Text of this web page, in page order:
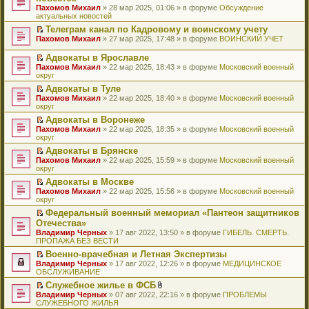
ю
щ
е
н
и
ю
о
о
б
щ
е
н
и
ю
о
м
у
с
о
б
щ
е
н
и
ю
а
н
н
м
у
с
о
о
б
щ
е
н
и
ю
о
ч
и
а
н
н
о
м
у
с
о
о
б
щ
е
н
и
ю
н
е
п
о
и
т
а
н
н
о
м
у
с
о
о
б
щ
е
н
и
ю
в
о
м
у
н
п
р
о
ч
и
т
а
н
н
о
м
у
с
о
о
б
щ
е
н
и
ю
п
е
р
о
м
у
н
е
п
р
о
ч
и
т
а
н
н
о
м
у
с
о
о
б
щ
е
н
и
ю
е
р
е
й
т
к
п
е
р
в
о
м
у
н
е
п
р
о
ч
и
т
а
н
н
о
м
у
с
о
о
б
щ
е
н
и
ю
Пахомов Михаил » 28 мар 2025, 01:06 » в форуме Обсуждение
актуальных новостей
П
р
е
й
т
и
к
п
е
р
в
о
м
у
н
е
п
р
о
ч
и
а
н
н
о
м
у
с
о
о
б
Телеграм канал по Кадровому и воинскому учету
Пахомов Михаил » 27 мар 2025, 17:48 » в форуме ВОИНСКИЙ УЧЕТ
П
е
р
е
й
т
и
к
п
е
р
в
о
м
у
н
е
п
р
о
ч
и
т
а
н
н
о
м
у
с
Адвокаты в Ярославле
Пахомов Михаил » 22 мар 2025, 18:43 » в форуме Московский военный
округ
П
е
р
е
й
т
и
к
п
е
р
в
о
м
у
н
е
п
р
о
ч
и
т
а
н
н
Адвокаты в Туле
Пахомов Михаил » 22 мар 2025, 18:40 » в форуме Московский военный
округ
П
е
р
е
й
т
и
к
п
е
р
в
о
м
у
н
е
п
р
о
ч
и
Адвокаты в Воронеже
Пахомов Михаил » 22 мар 2025, 18:35 » в форуме Московский военный
округ
П
е
р
е
й
т
и
к
п
е
р
в
о
м
у
н
е
п
р
Адвокаты в Брянске
Пахомов Михаил » 22 мар 2025, 15:59 » в форуме Московский военный
округ
П
е
р
е
й
т
и
к
п
е
р
в
о
м
у
Адвокаты в Москве
Пахомов Михаил » 22 мар 2025, 15:56 » в форуме Московский военный
округ
П
е
р
е
й
т
и
к
п
е
р
Федеральный военный мемориал «Пантеон защитников
Отечества»
Владимир Черных » 17 авг 2022, 13:50 » в форуме ГИБЕЛЬ. СМЕРТЬ.
ПРОПАЖА БЕЗ ВЕСТИ
П
е
р
е
й
т
Военно-врачебная и Летная Экспертизы
Владимир Черных » 17 авг 2022, 12:26 » в форуме МЕДИЦИНСКОЕ
ОБСЛУЖИВАНИЕ
П
е
Служебное жилье в ФСБ
В
Владимир Черных » 07 авг 2022, 22:16 » в форуме ПРОБЛЕМЫ
СЛУЖЕБНОГО ЖИЛЬЯ